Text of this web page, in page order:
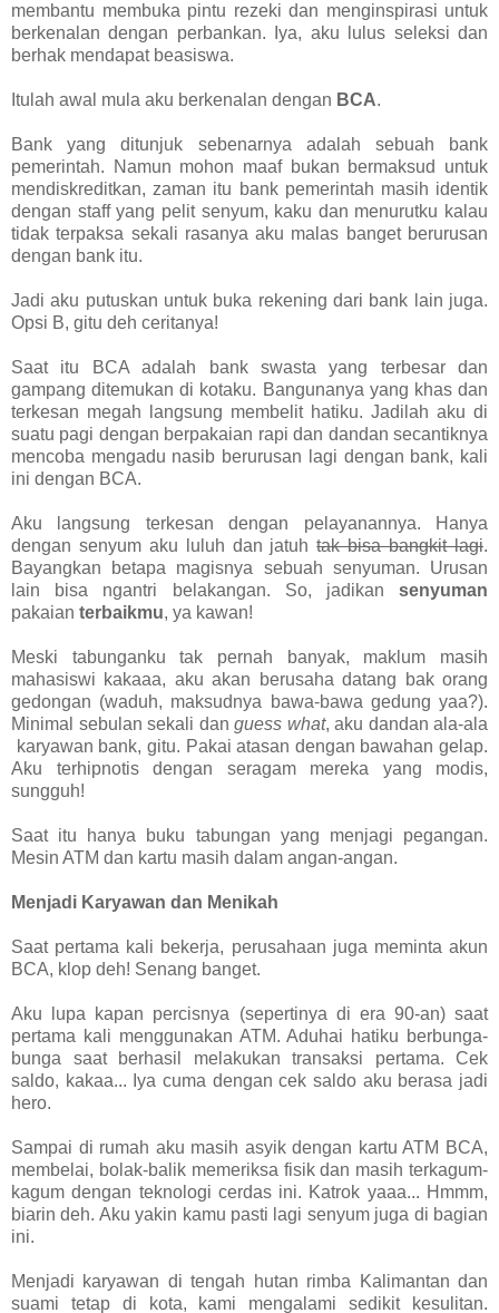
membantu membuka pintu rezeki dan menginspirasi untuk
berkenalan dengan perbankan. Iya, aku lulus seleksi dan
berhak mendapat beasiswa.
Itulah awal mula aku berkenalan dengan BCA.
Bank yang ditunjuk sebenarnya adalah sebuah bank
pemerintah. Namun mohon maaf bukan bermaksud untuk
mendiskreditkan, zaman itu bank pemerintah masih identik
dengan staff yang pelit senyum, kaku dan menurutku kalau
tidak terpaksa sekali rasanya aku malas banget berurusan
dengan bank itu.
Jadi aku putuskan untuk buka rekening dari bank lain juga.
Opsi B, gitu deh ceritanya!
Saat itu BCA adalah bank swasta yang terbesar dan
gampang ditemukan di kotaku. Bangunanya yang khas dan
terkesan megah langsung membelit hatiku. Jadilah aku di
suatu pagi dengan berpakaian rapi dan dandan secantiknya
mencoba mengadu nasib berurusan lagi dengan bank, kali
ini dengan BCA.
Aku langsung terkesan dengan pelayanannya. Hanya
dengan senyum aku luluh dan jatuhtak bisa bangkit lagi.
Bayangkan betapa magisnya sebuah senyuman. Urusan
lain bisa ngantri belakangan. So, jadikan senyuman
pakaian terbaikmu, ya kawan!
Meski tabunganku tak pernah banyak, maklum masih
mahasiswi kakaaa, aku akan berusaha datang bak orang
gedongan (waduh, maksudnya bawa-bawa gedung yaa?).
Minimal sebulan sekali dan guess what, aku dandan ala-ala
karyawan bank, gitu. Pakai atasan dengan bawahan gelap.
Aku terhipnotis dengan seragam mereka yang modis,
sungguh!
Saat itu hanya buku tabungan yang menjagi pegangan.
Mesin ATM dan kartu masih dalam angan-angan.
Menjadi Karyawan dan Menikah
Saat pertama kali bekerja, perusahaan juga meminta akun
BCA, klop deh! Senang banget.
Aku lupa kapan percisnya (sepertinya di era 90-an) saat
pertama kali menggunakan ATM. Aduhai hatiku berbunga-
bunga saat berhasil melakukan transaksi pertama. Cek
saldo, kakaa... Iya cuma dengan cek saldo aku berasa jadi
hero.
Sampai di rumah aku masih asyik dengan kartu ATM BCA,
membelai, bolak-balik memeriksa fisik dan masih terkagum-
kagum dengan teknologi cerdas ini. Katrok yaaa... Hmmm,
biarin deh. Aku yakin kamu pasti lagi senyum juga di bagian
ini.
Menjadi karyawan di tengah hutan rimba Kalimantan dan
suami tetap di kota, kami mengalami sedikit kesulitan.